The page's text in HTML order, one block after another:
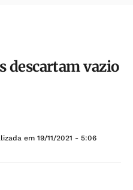
descartam vazio
em 19/11/2021 - 5:06